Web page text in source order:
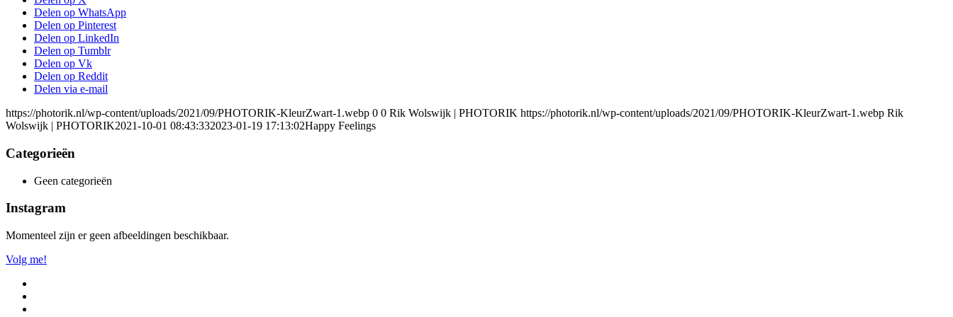
Delen op WhatsApp
Delen op Pinterest
Delen op LinkedIn
Delen op Tumblr
Delen op Vk
Delen op Reddit
Delen via e-mail
https://photorik.nl/wp-content/uploads/2021/09/PHOTORIK-KleurZwart-1.webp 0 0 Rik Wolswijk | PHOTORIK https://photorik.nl/wp-content/uploads/2021/09/PHOTORIK-KleurZwart-1.webp Rik
Wolswijk | PHOTORIK2021-10-01 08:43:332023-01-19 17:13:02Happy Feelings
Categorieën
Geen categorieën
Instagram
Momenteel zijn er geen afbeeldingen beschikbaar.
Volg me!